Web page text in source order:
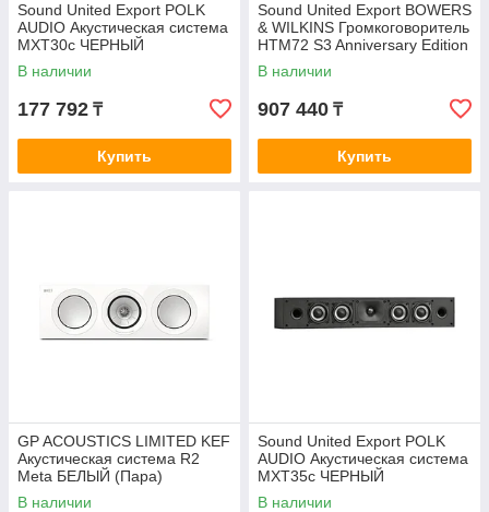
Sound United Export POLK
AUDIO Акустическая система
MXT30c ЧЕРНЫЙ
В наличии
177 792 ₸
Купить
Sound United Export BOWERS
& WILKINS Громкоговоритель
HTM72 S3 Anniversary Edition
ЧЕРНЫЙ
В наличии
907 440 ₸
Купить
GP ACOUSTICS LIMITED KEF
Акустическая система R2
Meta БЕЛЫЙ (Пара)
В наличии
Sound United Export POLK
AUDIO Акустическая система
MXT35c ЧЕРНЫЙ
В наличии